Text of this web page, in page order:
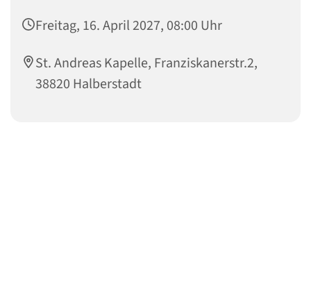
Freitag, 16. April 2027, 08:00 Uhr
St. Andreas Kapelle, Franziskanerstr.2,
38820 Halberstadt